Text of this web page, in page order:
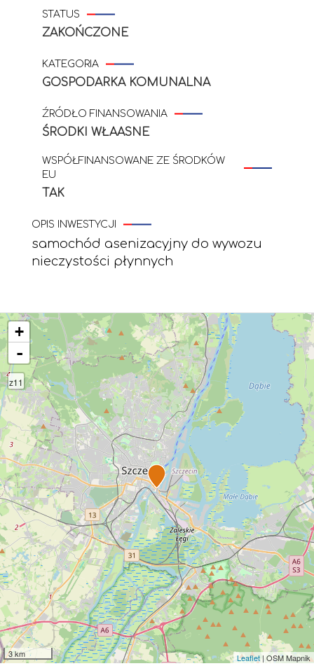
STATUS
ZAKOŃCZONE
KATEGORIA
GOSPODARKA KOMUNALNA
ŹRÓDŁO FINANSOWANIA
ŚRODKI WŁAASNE
WSPÓŁFINANSOWANE ZE ŚRODKÓW
EU
TAK
OPIS INWESTYCJI
samochód asenizacyjny do wywozu
nieczystości płynnych
+
-
z11
3 km Leaflet | OSM Mapnik